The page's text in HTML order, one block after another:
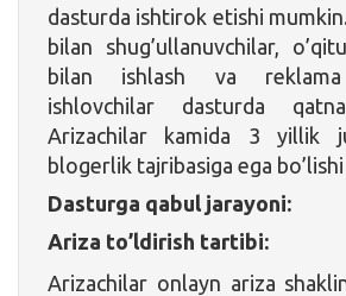
dasturda ishtirok etishi
bilan shug’ullanuvchilar,
bilan ishlash va reklama
ishlovchilar dasturda
Arizachilar kamida 3 yillik
blogerlik tajribasiga ega
Dasturga qabul jarayoni:
Ariza to’ldirish tartibi:
Arizachilar onlayn ariza